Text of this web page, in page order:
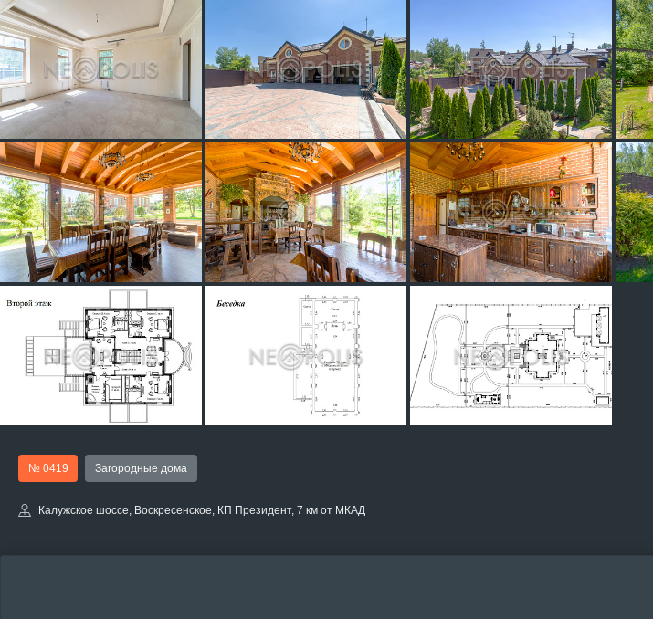
№ 0419 Загородные дома
Калужское шоссе, Воскресенское, КП Президент, 7 км от МКАД